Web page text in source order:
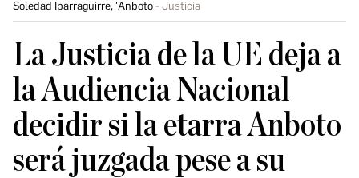
Soledad Iparraguirre, 'Anboto Justicia
La Justicia de la UE deja a
la Audiencia Nacional
decidir si la etarra Anboto
será juzgada pese a su